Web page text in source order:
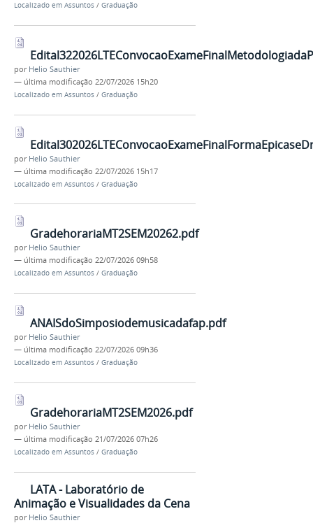
Localizado em Assuntos / Graduação
por Helio Sauthier
— última modificação 22/07/2026 15h20
Localizado em Assuntos / Graduação
por Helio Sauthier
— última modificação 22/07/2026 15h17
Localizado em Assuntos / Graduação
GradehorariaMT2SEM20262.pdf
por Helio Sauthier
— última modificação 22/07/2026 09h58
Localizado em Assuntos / Graduação
ANAISdoSimposiodemusicadafap.pdf
por Helio Sauthier
— última modificação 22/07/2026 09h36
Localizado em Assuntos / Graduação
GradehorariaMT2SEM2026.pdf
por Helio Sauthier
— última modificação 21/07/2026 07h26
Localizado em Assuntos / Graduação
LATA - Laboratório de
Animação e Visualidades da Cena
por Helio Sauthier